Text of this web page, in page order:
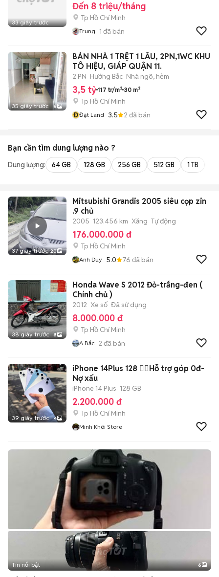
33 giây trước
Đến 8 triệu/tháng
Tp Hồ Chí Minh
Trung 1 đã bán
35 giây trước 6
BÁN NHÀ 1 TRỆT 1 LẦU, 2PN,1WC KHU
TÔ HIỆU, GIÁP QUẬN 11.
2 PN Hướng Bắc Nhà ngõ, hẻm
3,5 tỷ 117 tr/m² 30 m²
Tp Hồ Chí Minh
ĐĐạt Land 3.5 2 đã bán
Bạn cần tìm dung lượng nào ?
Dung lượng: 64 GB 128 GB 256 GB 512 GB 1 TB
37 giây trước 20
Mitsubishi Grandis 2005 siêu cọp zin
.9 chủ
2005 123.456 km Xăng Tự động
176.000.000 đ
Tp Hồ Chí Minh
Anh Duy 5.0 76 đã bán
38 giây trước 8
Honda Wave S 2012 Đỏ-trắng-đen (
Chính chủ )
2012 Xe số Đã sử dụng
8.000.000 đ
Tp Hồ Chí Minh
A Bắc 2 đã bán
39 giây trước 4
iPhone 14Plus 128 👉🏻Hỗ trợ góp 0đ-
Nợ xấu
iPhone 14 Plus 128 GB
2.200.000 đ
Tp Hồ Chí Minh
Minh Khôi Store
+2
Tin nổi bật 6